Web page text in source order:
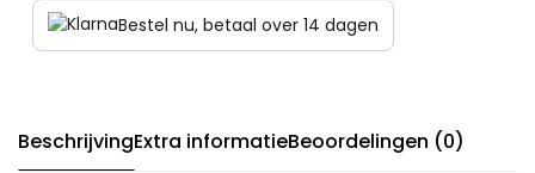
Bestel nu, betaal over 14 dagen
BeschrijvingExtra informatieBeoordelingen (0)